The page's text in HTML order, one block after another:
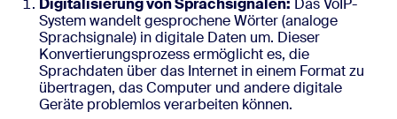
System wandelt gesprochene Wörter (analoge
Sprachsignale) in digitale Daten um. Dieser
Konvertierungsprozess ermöglicht es, die
Sprachdaten über das Internet in einem Format zu
übertragen, das Computer und andere digitale
Geräte problemlos verarbeiten können.